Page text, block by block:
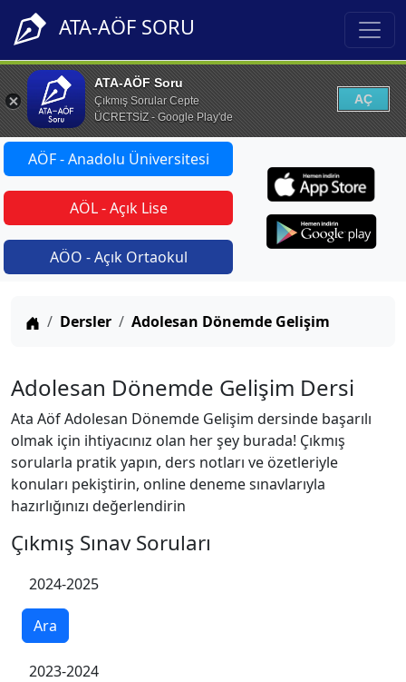
ATA-AÖF SORU
ATA-AÖF Soru
Çıkmış Sorular Cepte
ÜCRETSİZ - Google Play'de
AÇ
AÖF - Anadolu Üniversitesi
AÖL - Açık Lise
AÖO - Açık Ortaokul
Anasayfa
Dersler Adolesan Dönemde Gelişim
Adolesan Dönemde Gelişim Dersi
Ata Aöf Adolesan Dönemde Gelişim dersinde başarılı
olmak için ihtiyacınız olan her şey burada! Çıkmış
sorularla pratik yapın, ders notları ve özetleriyle
konuları pekiştirin, online deneme sınavlarıyla
hazırlığınızı değerlendirin
Çıkmış Sınav Soruları
2024-2025
Ara
2023-2024